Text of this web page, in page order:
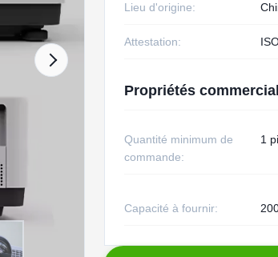
Lieu d'origine:
Attestation:
Propriétés
Quantité minimum de
commande:
1
Capacité à fournir: